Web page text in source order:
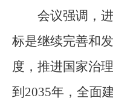
会议强调，
标是继续完善和
度，推进国家治
到2035年，全面